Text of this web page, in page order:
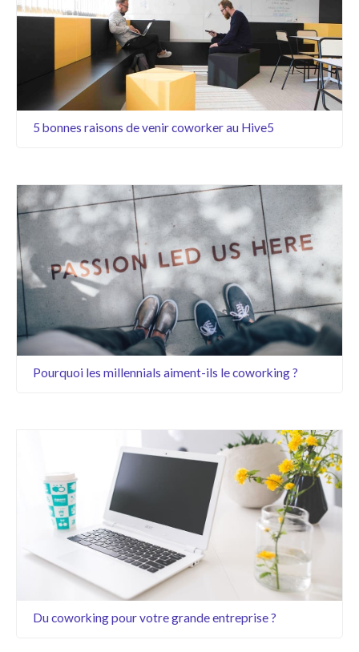
5 bonnes raisons de venir coworker au Hive5
Pourquoi les millennials aiment-ils le coworking ?
Du coworking pour votre grande entreprise ?